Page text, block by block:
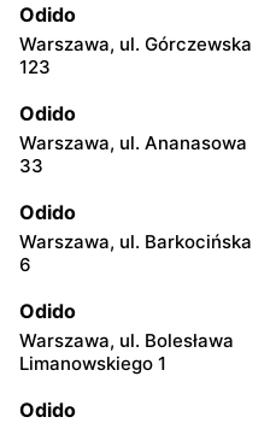
Odido
Warszawa, ul. Górczewska
123
Odido
Warszawa, ul. Ananasowa
33
Odido
Warszawa, ul. Barkocińska
6
Odido
Warszawa, ul. Bolesława
Limanowskiego 1
Odido